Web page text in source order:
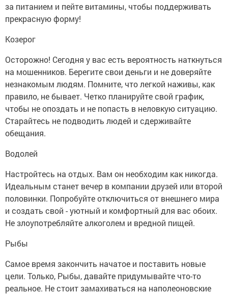
за питанием и пейте витамины, чтобы поддерживать
прекрасную форму!
Козерог
Осторожно! Сегодня у вас есть вероятность наткнуться
на мошенников. Берегите свои деньги и не доверяйте
незнакомым людям. Помните, что легкой наживы, как
правило, не бывает. Четко планируйте свой график,
чтобы не опоздать и не попасть в неловкую ситуацию.
Старайтесь не подводить людей и сдерживайте
обещания.
Водолей
Настройтесь на отдых. Вам он необходим как никогда.
Идеальным станет вечер в компании друзей или второй
половинки. Попробуйте отключиться от внешнего мира
и создать свой - уютный и комфортный для вас обоих.
Не злоупотребляйте алкоголем и вредной пищей.
Рыбы
Самое время закончить начатое и поставить новые
цели. Только, Рыбы, давайте придумывайте что-то
реальное. Не стоит замахиваться на наполеоновские